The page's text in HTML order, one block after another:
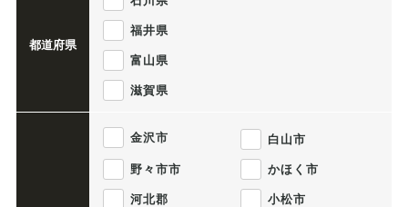
都道府県
福井県
富山県
滋賀県
金沢市 白山市
野々市市 かほく市
河北郡 小松市